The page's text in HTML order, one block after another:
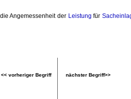
Angemessenheit der Leistung für
<< vorheriger Begriff nächster Begriff>>